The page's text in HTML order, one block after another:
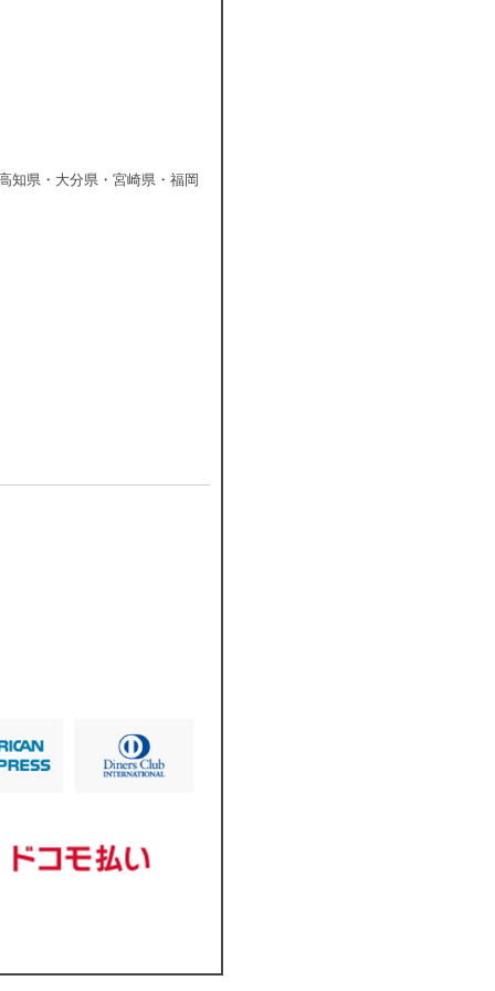
知県・大分県・宮崎県・福岡